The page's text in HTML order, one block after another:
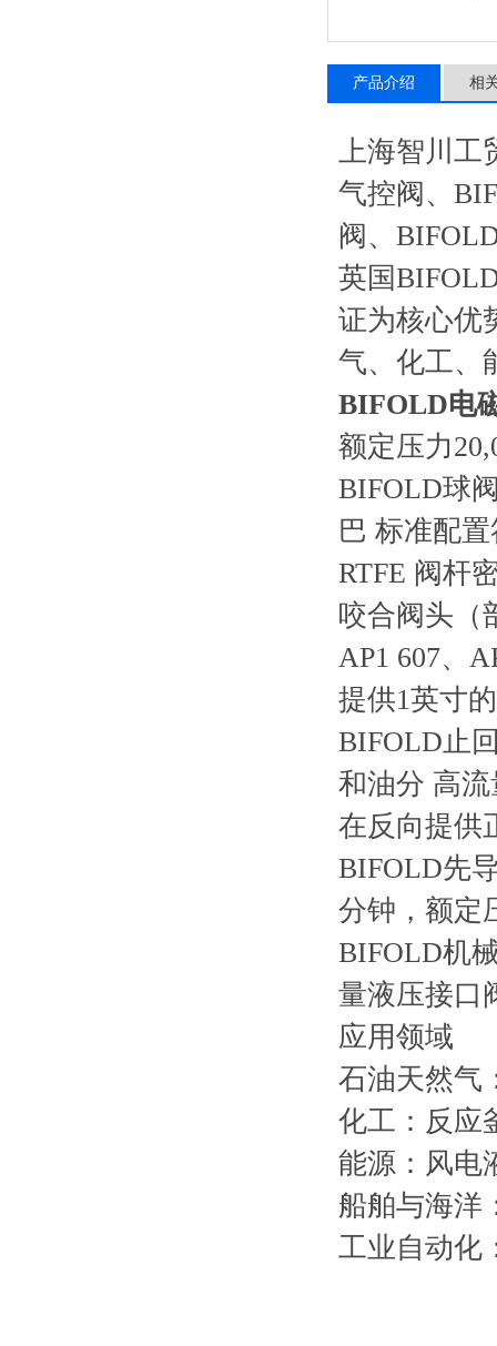
产品介绍 相
上海智川工
气控阀、
阀、
英国
证为核心优
气、化工、
BIFOLD电
额定压力
BIFOLD球
巴 标准配
RTFE 阀杆
咬合阀头（
AP1 607、
提供1英寸
BIFOLD止
和油分 高流
在反向提供
BIFOLD先
分钟，额定
BIFOLD机
量液压接口
应用领域
石油天然气
化工：反应
能源：风电
船舶与海洋
工业自动化